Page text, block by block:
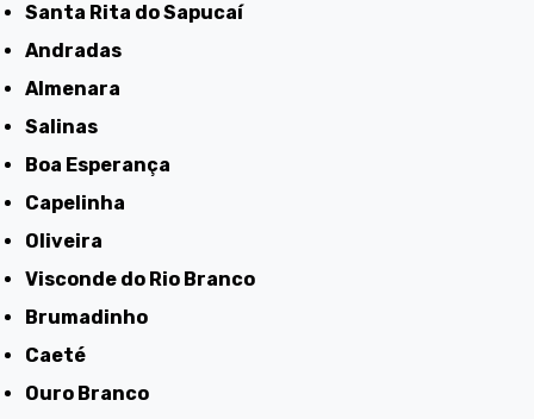
Santa Rita do Sapucaí
Andradas
Almenara
Salinas
Boa Esperança
Capelinha
Oliveira
Visconde do Rio Branco
Brumadinho
Caeté
Ouro Branco